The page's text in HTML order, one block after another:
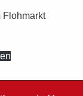
Flohmarkt